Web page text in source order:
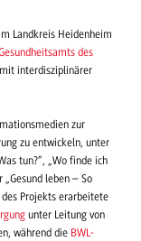
Landkreis Heidenheim
des
interdisziplinärer
zur
zu entwickeln, unter
tun?“, „Wo finde ich
leben – So
Projekts erarbeitete
unter Leitung von
während die BWL-